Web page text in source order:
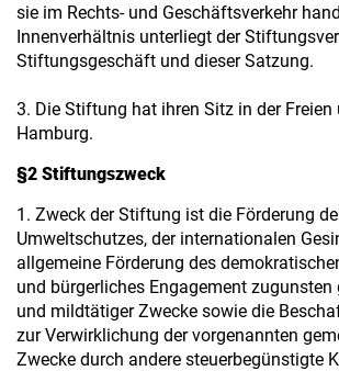
sie im Rechts- und Geschäftsverkehr
Innenverhältnis unterliegt der
Stiftungsgeschäft und dieser Satzung.
3. Die Stiftung hat ihren Sitz in der
Hamburg.
§2 Stiftungszweck
1. Zweck der Stiftung ist die Förderung
Umweltschutzes, der internationalen
allgemeine Förderung des
und bürgerliches Engagement
und mildtätiger Zwecke sowie die
zur Verwirklichung der vorgenannten
Zwecke durch andere steuerbegünstigte